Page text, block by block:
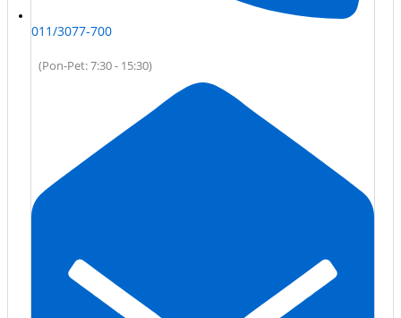
011/3077-700
(Pon-Pet: 7:30 - 15:30)